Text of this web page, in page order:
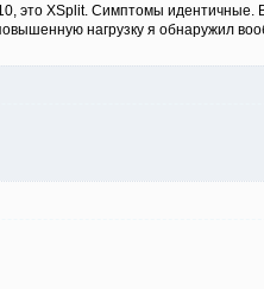
это XSplit. Симптомы идентичные.
нагрузку я обнаружил